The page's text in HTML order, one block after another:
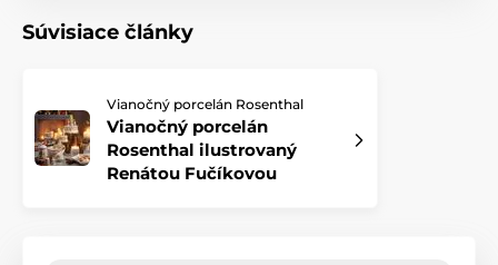
Súvisiace články
Vianočný porcelán Rosenthal
Vianočný porcelán
Rosenthal ilustrovaný
Renátou Fučíkovou